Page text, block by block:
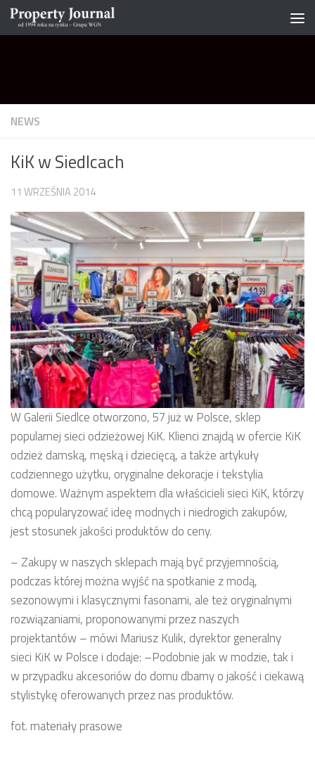
Skip to content
NEWS
KiK w Siedlcach
11 WRZEŚNIA 2014
W Galerii Siedlce otworzono, 57 już w Polsce, sklep
popularnej sieci odzieżowej KiK. Klienci znajdą w ofercie KiK
odzież damską, męską i dziecięcą, a także artykuły
codziennego użytku, oryginalne dekoracje i tekstylia
domowe. Ważnym aspektem dla właścicieli sieci KiK, którzy
chcą popularyzować ideę modnych i niedrogich zakupów,
jest stosunek jakości produktów do ceny.
– Zakupy w naszych sklepach mają być przyjemnością,
podczas której można wyjść na spotkanie z modą,
sezonowymi i klasycznymi fasonami, ale też oryginalnymi
rozwiązaniami, proponowanymi przez naszych
projektantów – mówi Mariusz Kulik, dyrektor generalny
sieci KiK w Polsce i dodaje: –Podobnie jak w modzie, tak i
w przypadku akcesoriów do domu dbamy o jakość i ciekawą
stylistykę oferowanych przez nas produktów.
fot. materiały prasowe